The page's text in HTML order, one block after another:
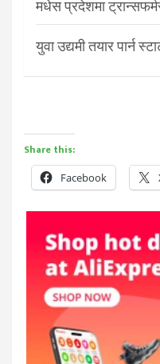
मधेस प्रदेशमा
युवा उद्यमी तयार पार्न
Share this:
Facebook